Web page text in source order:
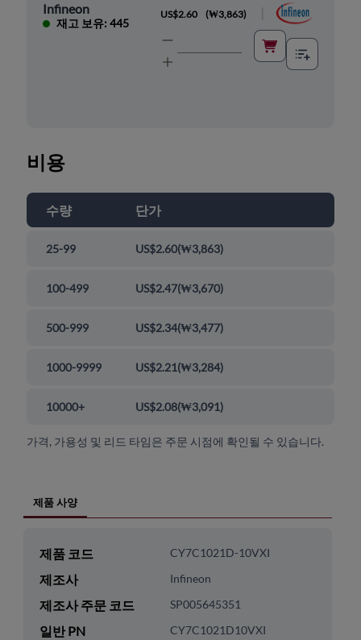
Infineon
재고 보유: 445
US$2.60 (₩3,863)
비용
수량 단가
25-99 US$2.60(₩3,863)
100-499 US$2.47(₩3,670)
500-999 US$2.34(₩3,477)
1000-9999 US$2.21(₩3,284)
10000+ US$2.08(₩3,091)
가격, 가용성 및 리드 타임은 주문 시점에 확인될 수 있습니다.
제품 사양
제품 코드 CY7C1021D-10VXI
제조사 Infineon
제조사 주문 코드 SP005645351
일반 PN CY7C1021D10VXI